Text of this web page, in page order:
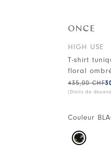
ONCE
HIGH USE
T-shirt
floral
435,00 CHF
(Droits de
Couleur